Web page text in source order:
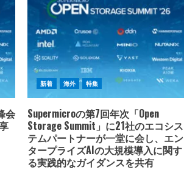
会
新着 海外 特集
Supermicroの第7回年次「Open
Storage Summit」に21社のエコシス
テムパートナーが一堂に会し、エン
タープライズAIの大規模導入に関す
る実践的なガイダンスを共有